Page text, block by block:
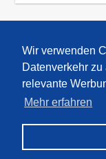
Wir verwenden
Datenverkehr
relevante
Mehr erfahren
↑
Über uns·
© 2008-2026
für